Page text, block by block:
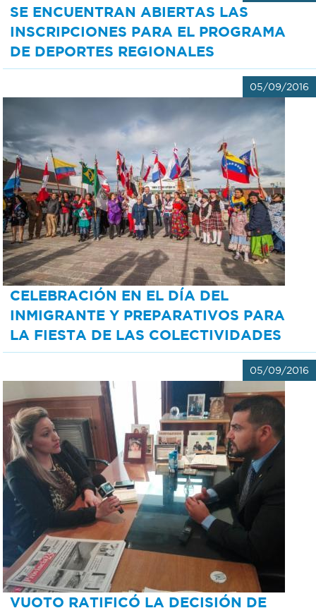
SE ENCUENTRAN ABIERTAS LAS
INSCRIPCIONES PARA EL PROGRAMA
DE DEPORTES REGIONALES
05/09/2016
CELEBRACIÓN EN EL DÍA DEL
INMIGRANTE Y PREPARATIVOS PARA
LA FIESTA DE LAS COLECTIVIDADES
05/09/2016
VUOTO RATIFICÓ LA DECISIÓN DE